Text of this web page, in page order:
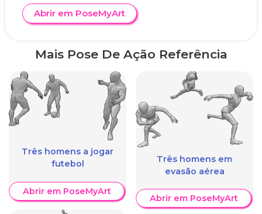
Abrir em PoseMyArt
Mais Pose De Ação Referência
Três homens a jogar
futebol
Abrir em PoseMyArt
Três homens em
evasão aérea
Abrir em PoseMyArt